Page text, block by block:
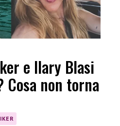
e Ilary Blasi
non torna